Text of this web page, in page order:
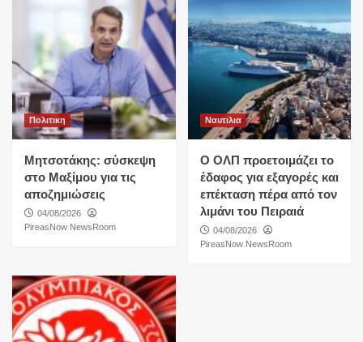
Πολιτικη
Μητσοτάκης: σύσκεψη
στο Μαξίμου για τις
αποζημιώσεις
04/08/2026
PireasNow NewsRoom
Ναυτιλια
O ΟΛΠ προετοιμάζει το
έδαφος για εξαγορές και
επέκταση πέρα από τον
λιμάνι του Πειραιά
04/08/2026
PireasNow NewsRoom